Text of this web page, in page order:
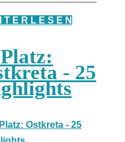
T E R L E S E N
- 25